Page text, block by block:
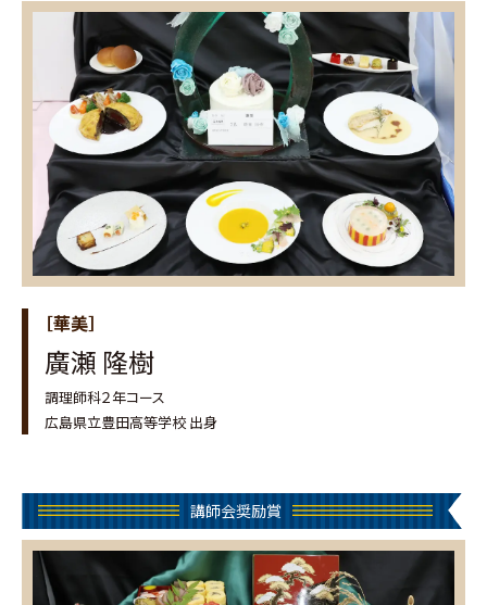
［華美］
廣瀬 隆樹
調理師科２年コース
広島県立豊田高等学校 出身
講師会奨励賞